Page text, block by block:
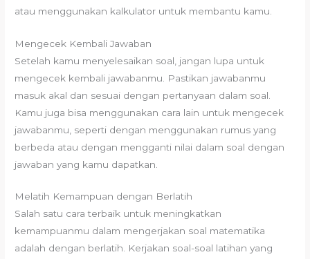
atau menggunakan kalkulator untuk membantu kamu.
Mengecek Kembali Jawaban
Setelah kamu menyelesaikan soal, jangan lupa untuk
mengecek kembali jawabanmu. Pastikan jawabanmu
masuk akal dan sesuai dengan pertanyaan dalam soal.
Kamu juga bisa menggunakan cara lain untuk mengecek
jawabanmu, seperti dengan menggunakan rumus yang
berbeda atau dengan mengganti nilai dalam soal dengan
jawaban yang kamu dapatkan.
Melatih Kemampuan dengan Berlatih
Salah satu cara terbaik untuk meningkatkan
kemampuanmu dalam mengerjakan soal matematika
adalah dengan berlatih. Kerjakan soal-soal latihan yang